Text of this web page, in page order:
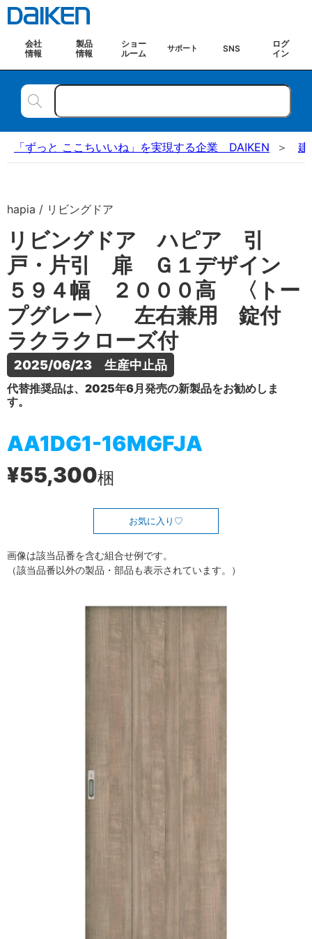
会社
情報
製品
情報
ショー
ルーム
サポート SNS
ログ
イン
「ずっと ここちいいね」を実現する企業 DAIKEN 建
hapia / リビングドア
リビングドア ハピア 引
戸・片引 扉 Ｇ１デザイン
５９４幅 ２０００高 〈トー
プグレー〉 左右兼用 錠付
ラクラクローズ付
2025/06/23　生産中止品
代替推奨品は、2025年6月発売の新製品をお勧めしま
す。
AA1DG1-16MGFJA
¥55,300梱
お気に入り
画像は該当品番を含む組合せ例です。
（該当品番以外の製品・部品も表示されています。）